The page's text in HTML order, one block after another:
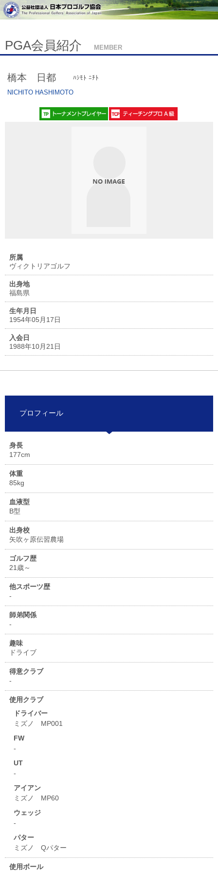
PGA会員紹介 MEMBER
橋本 日都
ﾊｼﾓﾄ ﾆﾁﾄ
NICHITO HASHIMOTO
所属
ヴィクトリアゴルフ
出身地
福島県
生年月日
1954年05月17日
入会日
1988年10月21日
プロフィール
身長
177cm
体重
85kg
血液型
B型
出身校
矢吹ヶ原伝習農場
ゴルフ歴
21歳～
他スポーツ歴
-
師弟関係
-
趣味
ドライブ
得意クラブ
-
使用クラブ
ドライバー
ミズノ MP001
FW
-
UT
-
アイアン
ミズノ MP60
ウェッジ
-
パター
ミズノ Qパター
使用ボール